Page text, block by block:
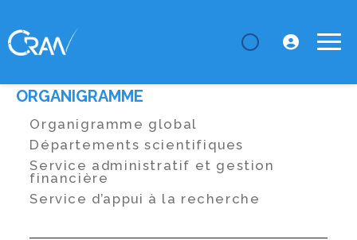
ORGANIGRAMME
Organigramme global
Départements scientifiques
Service administratif et gestion
financière
Service d’appui à la recherche